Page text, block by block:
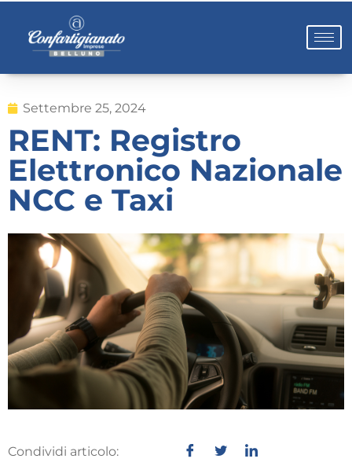
Settembre 25, 2024
RENT: Registro
Elettronico Nazionale
NCC e Taxi
Condividi articolo: